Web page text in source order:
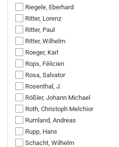
Riegele, Eberhard
Ritter, Lorenz
Ritter, Paul
Ritter, Wilhelm
Roeger, Karl
Rops, Félicien
Rosa, Salvator
Rosenthal, J.
Rößler, Johann Michael
Roth, Christoph Melchior
Rumland, Andreas
Rupp, Hans
Schacht, Wilhelm